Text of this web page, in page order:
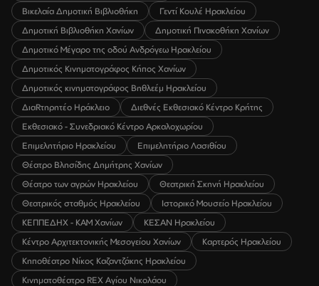
Βικελαία Δημοτική Βιβλιοθήκη
Γεντί Κουλέ Ηρακλείου
Δημοτική Βιβλιοθήκη Χανίων
Δημοτική Πινακοθήκη Χανίων
Δημοτικό Μέγαρο της οδού Ανδρόγεω Ηρακλείου
Δημοτικός Κινηματογράφος Κήπος Χανίων
Δημοτικός κινηματογράφος Βηθλεέμ Ηρακλείου
ΔιαRτηρητέο Ηράκλειο
Διεθνές Εκθεσιακό Κέντρο Κρήτης
Εκθεσιακό - Συνεδριακό Κέντρο Αρκαλοχωρίου
Επιμελητήριο Ηρακλείου
Επιμελητήριο Λασιθίου
Θέατρο Βλησίδης Δημήτρης Χανίων
Θέατρο των αγρών Ηρακλείου
Θεατρική Σκηνή Ηρακλείου
Θεατρικός σταθμός Ηρακλείου
Ιστορικό Μουσείο Ηρακλείου
ΚΕΠΠΕΔΗΧ - ΚΑΜ Χανίων
ΚΕΣΑΝ Ηρακλείου
Κέντρο Αρχιτεκτονικής Μεσογείου Χανίων
Καρτερός Ηρακλείου
Κηποθέατρο Νίκος Καζαντζάκης Ηρακλείου
Κινηματοθέατρο REX Αγίου Νικολάου